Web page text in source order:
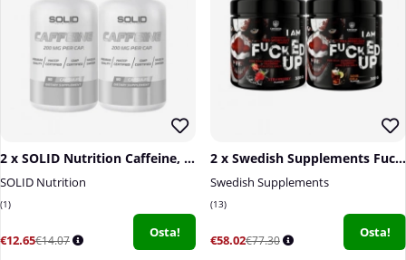
2 x SOLID Nutrition Caffeine, 90 caps
SOLID Nutrition
1
€12.65€14.07
Osta!
2 x Swedish Supplements Fucked Up Joker Edition, 300 g
Swedish Supplements
13
€58.02€77.30
Osta!